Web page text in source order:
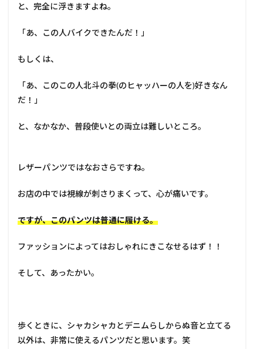
と、完全に浮きますよね。
「あ、この人バイクできたんだ！」
もしくは、
「あ、このこの人北斗の拳(のヒャッハーの人を)好きなん
だ！」
と、なかなか、普段使いとの両立は難しいところ。
レザーパンツではなおさらですね。
お店の中では視線が刺さりまくって、心が痛いです。
ですが、このパンツは普通に履ける。
ファッションによってはおしゃれにきこなせるはず！！
そして、あったかい。
歩くときに、シャカシャカとデニムらしからぬ音と立てる
以外は、非常に使えるパンツだと思います。笑